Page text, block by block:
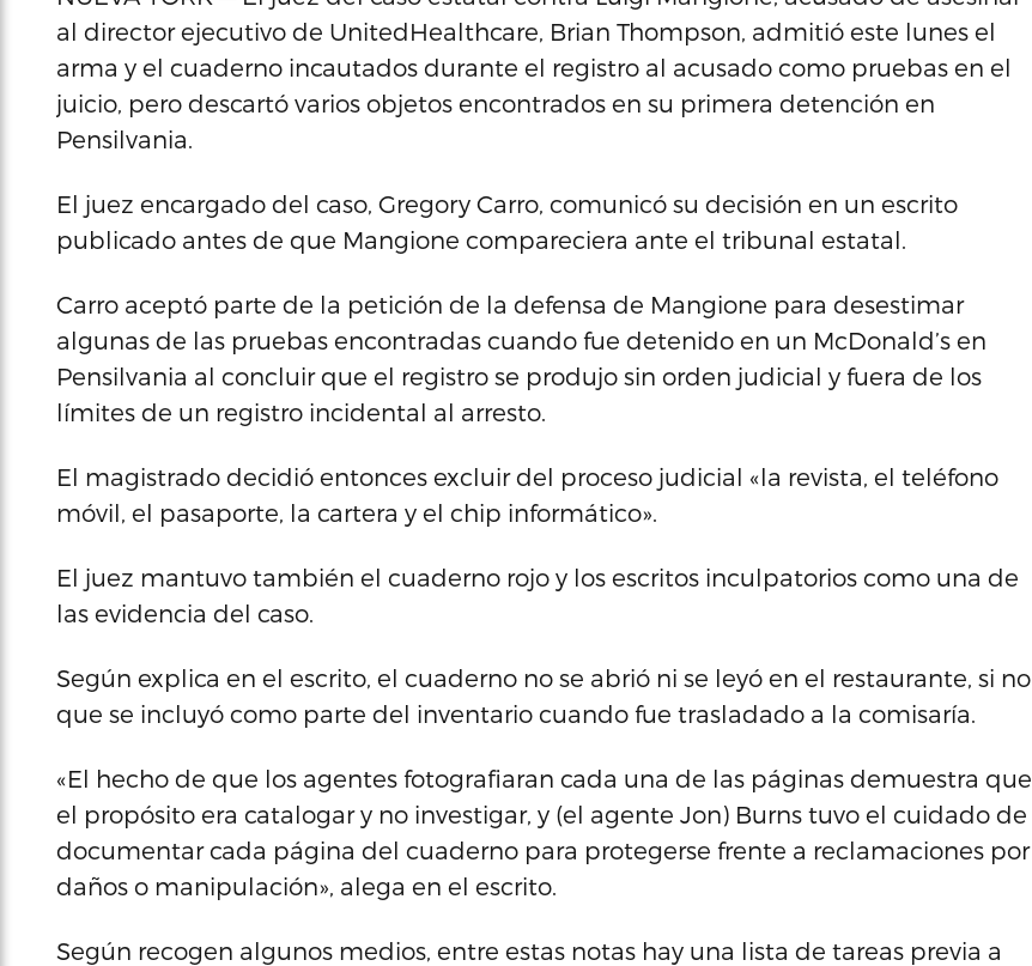
al director ejecutivo de UnitedHealthcare, Brian ​Thompson, admitió este lunes el
arma y el cuaderno incautados durante el registro al acusado como pruebas en el
juicio, pero descartó varios objetos encontrados en su primera detención en
Pensilvania.
El juez encargado del caso, Gregory Carro, comunicó su decisión en un escrito
publicado antes de que Mangione compareciera ante el tribunal estatal.
Carro aceptó parte de la petición de la defensa de Mangione para desestimar
algunas de las pruebas encontradas cuando fue detenido en un McDonald’s en
Pensilvania al concluir que el registro se produjo sin orden judicial y fuera de los
límites de un registro incidental al arresto.
El magistrado decidió entonces excluir del proceso judicial «la revista, el teléfono
móvil, el pasaporte, la cartera y el chip informático».
El juez mantuvo también el cuaderno rojo y los escritos inculpatorios como una de
las evidencia del caso.
Según explica en el escrito, el cuaderno no se abrió ni se leyó en el restaurante, si no
que se incluyó como parte del inventario cuando fue trasladado a la comisaría.
«El hecho de que los agentes fotografiaran cada una de las páginas demuestra que
el propósito era catalogar y no investigar, y (el agente Jon) Burns tuvo el cuidado de
documentar cada página del cuaderno para protegerse frente a reclamaciones por
daños o manipulación», alega en el escrito.
Según recogen algunos medios, entre estas notas hay una lista de tareas previa a